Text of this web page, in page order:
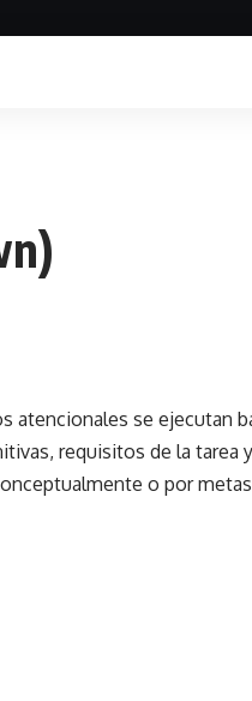
atencionales se ejecutan
requisitos de la tarea
o por